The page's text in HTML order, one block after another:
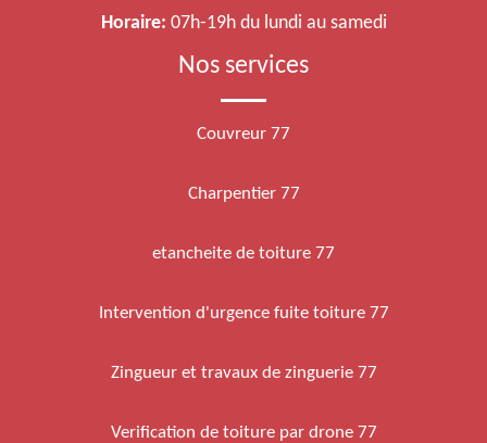
Horaire: 07h-19h du lundi au samedi
Nos services
Couvreur 77
Charpentier 77
etancheite de toiture 77
Intervention d'urgence fuite toiture 77
Zingueur et travaux de zinguerie 77
Verification de toiture par drone 77